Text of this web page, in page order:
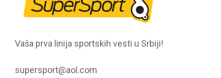
Vaša prva linija sportskih vesti u Srbiji!
supersport@aol.com